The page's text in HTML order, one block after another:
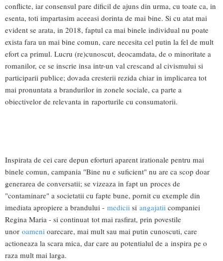
conflicte, iar consensul pare dificil de ajuns din urma, cu toate ca, in
esenta, toti impartasim aceeasi dorinta de mai bine. Si cu atat mai
evident se arata, in 2018, faptul ca mai binele individual nu poate
exista fara un mai bine comun, care necesita cel putin la fel de mult
efort ca primul. Lucru (re)cunoscut, deocamdata, de o minoritate a
romanilor, ce se inscrie insa intr-un val crescand al civismului si
participarii publice; dovada cresterii rezida chiar in implicarea tot
mai pronuntata a brandurilor in zonele sociale, ca parte a
obiectivelor de relevanta in raporturile cu consumatorii.
Inspirata de cei care depun eforturi aparent irationale pentru mai
binele comun, campania "Bine nu e suficient" nu are ca scop doar
generarea de conversatii; se vizeaza in fapt un proces de
"contaminare" a societatii cu fapte bune, pornit cu exemple din
imediata apropiere a brandului - medicii si angajatii companiei
Regina Maria - si continuat tot mai rasfirat, prin povestile
unor oameni oarecare, mai mult sau mai putin cunoscuti, care
actioneaza la scara mica, dar care au potentialul de a inspira pe o
raza mult mai larga.